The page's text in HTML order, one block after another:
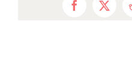
Facebook
X